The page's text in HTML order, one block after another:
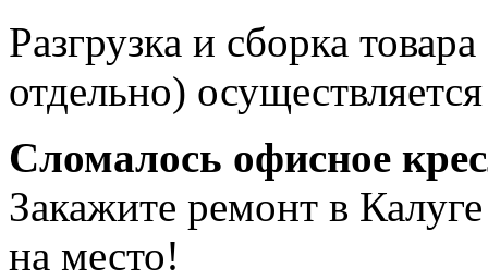
Разгрузка и сборка
отдельно)
Сломалось офисное
Закажите ремонт в
на место!